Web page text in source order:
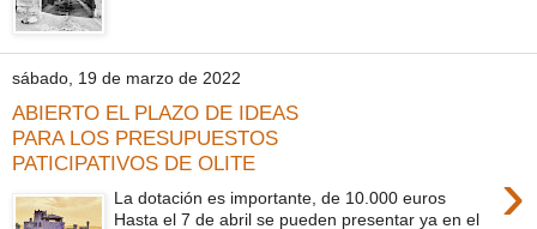
sábado, 19 de marzo de 2022
ABIERTO EL PLAZO DE IDEAS
PARA LOS PRESUPUESTOS
PATICIPATIVOS DE OLITE
›
La dotación es importante, de 10.000 euros
Hasta el 7 de abril se pueden presentar ya en el